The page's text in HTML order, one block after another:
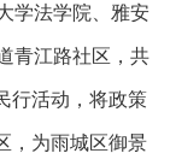
学法学院、雅安
青江路社区，共
行活动，将政策
，为雨城区御景